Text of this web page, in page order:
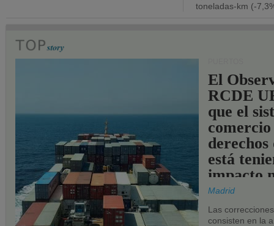
toneladas-km (-
El
RCDE
que el
comercio
derechos
está
impacto
los
UE.
Madrid
Las
consisten en la